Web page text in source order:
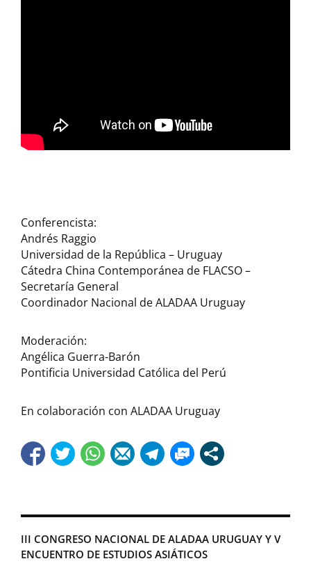
Conferencista:
Andrés Raggio
Universidad de la República – Uruguay
Cátedra China Contemporánea de FLACSO –
Secretaría General
Coordinador Nacional de ALADAA Uruguay
Moderación:
Angélica Guerra-Barón
Pontificia Universidad Católica del Perú
En colaboración con ALADAA Uruguay
III CONGRESO NACIONAL DE ALADAA URUGUAY Y V
ENCUENTRO DE ESTUDIOS ASIÁTICOS